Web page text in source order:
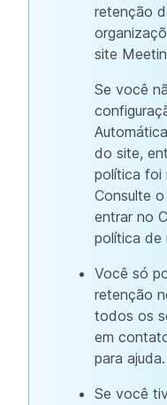
retenção
site
Se você
do site,
política foi
Consulte
entrar no
política de
Você só
retenção
todos os
em
para ajuda.
Se você